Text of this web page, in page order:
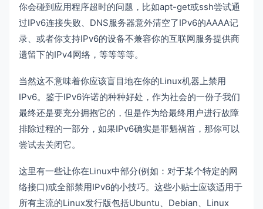
你会碰到应用程序超时的问题，比如apt-get或ssh尝试通
过IPv6连接失败、DNS服务器意外清空了IPv6的AAAA记
录、或者你支持IPv6的设备不兼容你的互联网服务提供商
遗留下的IPv4网络，等等等等。
当然这不意味着你应该盲目地在你的Linux机器上禁用
IPv6。鉴于IPv6许诺的种种好处，作为社会的一份子我们
最终还是要充分拥抱它的，但是作为给最终用户进行故障
排除过程的一部分，如果IPv6确实是罪魁祸首，那你可以
尝试去关闭它。
这里有一些让你在Linux中部分(例如：对于某个特定的网
络接口)或全部禁用IPv6的小技巧。这些小贴士应该适用于
所有主流的Linux发行版包括Ubuntu、Debian、Linux